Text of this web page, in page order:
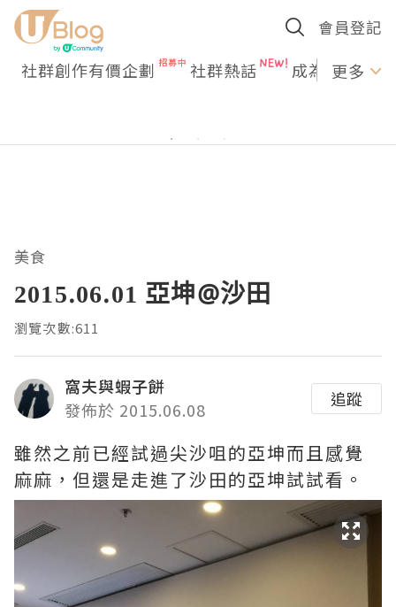
會員登記
社群創作有價企劃 社群熱話 成為U更多
美食
2015.06.01 亞坤@沙田
瀏覽次數:611
窩夫與蝦子餅
發佈於 2015.06.08
追蹤
雖然之前已經試過尖沙咀的亞坤而且感覺
麻麻，但還是走進了沙田的亞坤試試看。